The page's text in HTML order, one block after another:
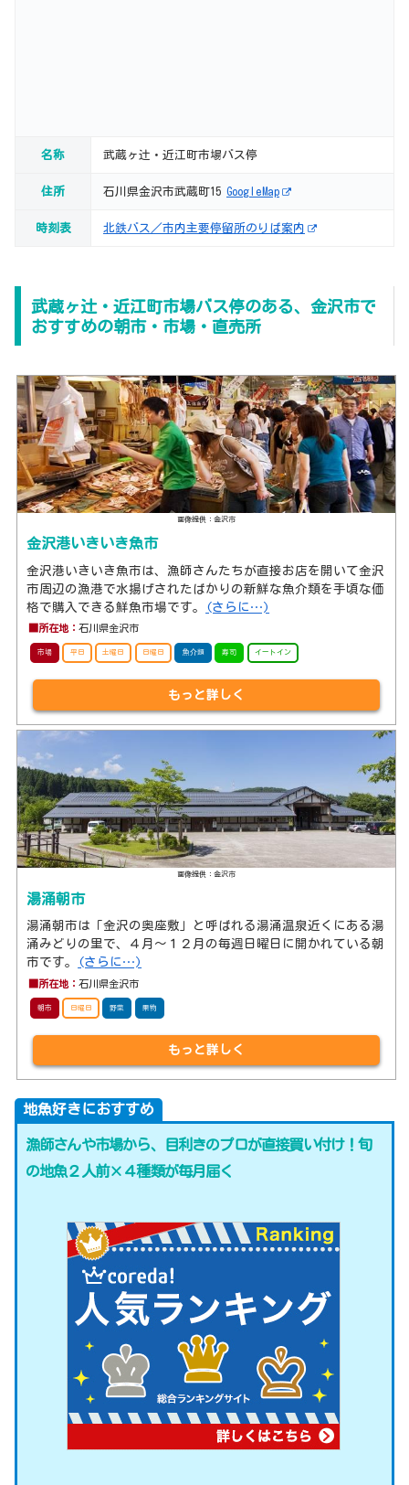
名称 武蔵ヶ辻・近江町市場バス停
住所 石川県金沢市武蔵町15 GoogleMap
時刻表 北鉄バス／市内主要停留所のりば案内
武蔵ヶ辻・近江町市場バス停のある、金沢市で
おすすめの朝市・市場・直売所
画像提供：金沢市
金沢港いきいき魚市
金沢港いきいき魚市は、漁師さんたちが直接お店を開いて金沢
市周辺の漁港で水揚げされたばかりの新鮮な魚介類を手頃な価
格で購入できる鮮魚市場です。
(さらに…)
■所在地：石川県金沢市
市場 平日 土曜日 日曜日 魚介類 寿司 イートイン
もっと詳しく
画像提供：金沢市
湯涌朝市
湯涌朝市は「金沢の奥座敷」と呼ばれる湯涌温泉近くにある湯
涌みどりの里で、４月～１２月の毎週日曜日に開かれている朝
市です。
(さらに…)
■所在地：石川県金沢市
朝市 日曜日 野菜 果物
もっと詳しく
地魚好きにおすすめ
漁師さんや市場から、目利きのプロが直接買い付け！旬
の地魚２人前×４種類が毎月届く